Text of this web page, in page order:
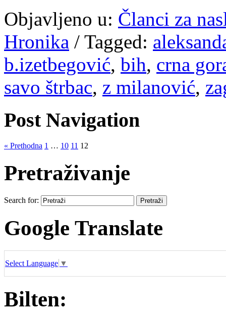
Objavljeno u: Članci za
Hronika / Tagged:
b.izetbegović, bih, crna
savo štrbac, z milanović,
Post Navigation
« Prethodna 1 … 10 11 12
Pretraživanje
Search for:
Google Translate
Select Language ▼
Bilten: